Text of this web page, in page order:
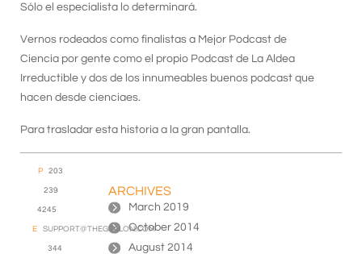
Sólo el especialista lo determinará.
Vernos rodeados como finalistas a Mejor Podcast de
Ciencia por gente como el propio Podcast de La Aldea
Irreductible y dos de los innumeables buenos podcast que
hacen desde cienciaes.
Para trasladar esta historia a la gran pantalla.
ARCHIVES
March 2019
October 2014
August 2014
P 203
239
4245
E SUPPORT@THEGSALON.COM
344